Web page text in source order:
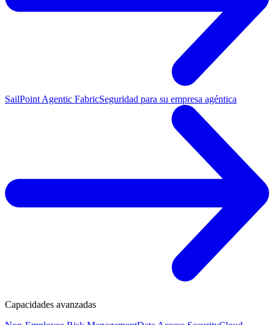
SailPoint Agentic FabricSeguridad para su empresa agéntica
Capacidades avanzadas